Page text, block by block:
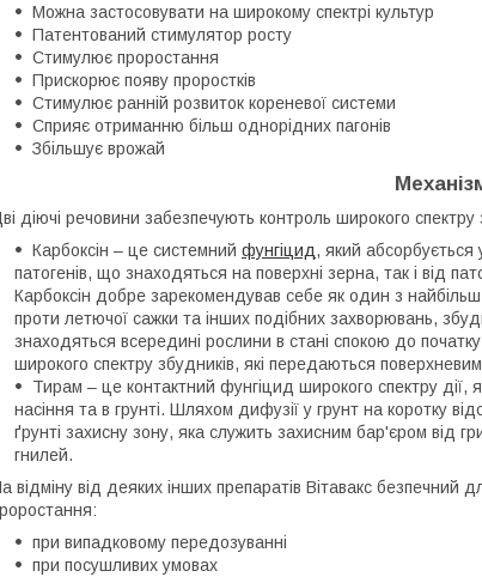
Можна застосовувати на широкому спектрі культур
Патентований стимулятор росту
Стимулює проростання
Прискорює появу проростків
Стимулює ранній розвиток кореневої системи
Сприяє отриманню більш однорідних пагонів
Збільшує врожай
діючі речовини забезпечують контроль широкого
Карбоксін – це системний фунгіцид, який абсорбується
патогенів, що знаходяться на поверхні зерна, так і від
Карбоксін добре зарекомендував себе як один з
проти летючої сажки та інших подібних захворювань,
знаходяться всередині рослини в стані спокою до
широкого спектру збудників, які передаються
Тирам – це контактний фунгіцид широкого спектру
насіння та в грунті. Шляхом дифузії у грунт на коротку
ґрунті захисну зону, яка служить захисним бар'єром від
гнилей.
відміну від деяких інших препаратів Вітавакс безпечний
при випадковому передозуванні
при посушливих умовах